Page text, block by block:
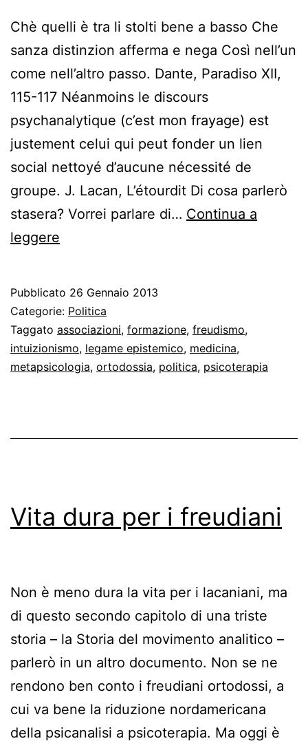
Chè quelli è tra li stolti bene a basso Che
sanza distinzion afferma e nega Così nell’un
come nell’altro passo. Dante, Paradiso XII,
115-117 Néanmoins le discours
psychanalytique (c’est mon frayage) est
justement celui qui peut fonder un lien
social nettoyé d’aucune nécessité de
groupe. J. Lacan, L’étourdit Di cosa parlerò
stasera? Vorrei parlare di… Continua a
leggere
metaanalitico
tra
chi
si
Pubblicato 26 Gennaio 2013
Categorie: Politica
Taggato associazioni, formazione, freudismo,
intuizionismo, legame epistemico, medicina,
metapsicologia, ortodossia, politica, psicoterapia
Vita dura per i freudiani
Non è meno dura la vita per i lacaniani, ma
di questo secondo capitolo di una triste
storia – la Storia del movimento analitico –
parlerò in un altro documento. Non se ne
rendono ben conto i freudiani ortodossi, a
cui va bene la riduzione nordamericana
della psicanalisi a psicoterapia. Ma oggi è